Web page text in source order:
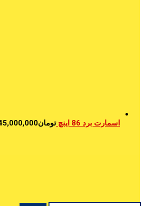
اسمارت برد 86 اینچ تومان